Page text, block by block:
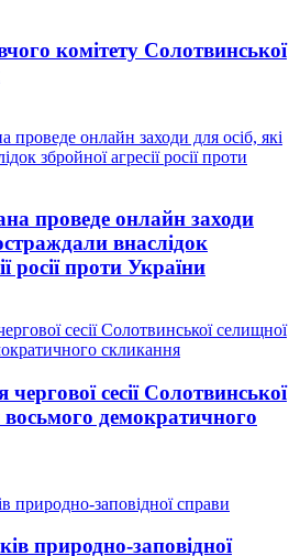
комітету Солотвинської
проведе онлайн заходи
внаслідок
росії проти України
сесії Солотвинської
демократичного
природно-заповідної